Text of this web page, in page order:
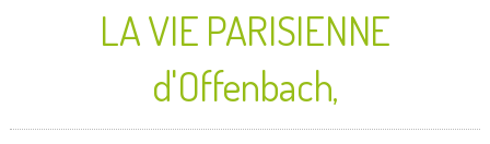
LA VIE PARISIENNE
d'Offenbach,